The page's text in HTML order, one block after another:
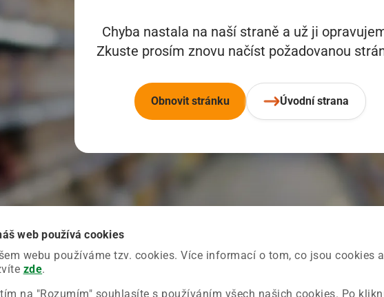
web používá cookies
webu používáme tzv. cookies. Více informací o tom, co jsou cookies
zde.
na "Rozumím" souhlasíte s používáním všech našich cookies. Po
Chyba nastala na naší straně a už ji
Zkuste prosím znovu načíst požadovanou
Obnovit stránku Úvodní strana